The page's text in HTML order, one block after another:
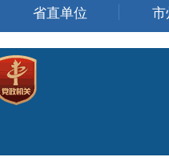
省直单位